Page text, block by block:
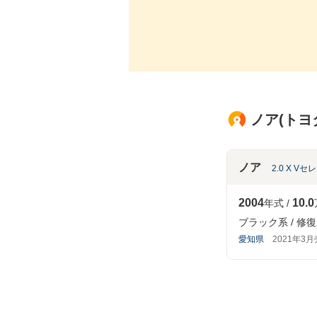
ノア(ト
ノア 2.0 X Vセ
2004年式 10.0
ブラック系
修
愛知県 2021年3月